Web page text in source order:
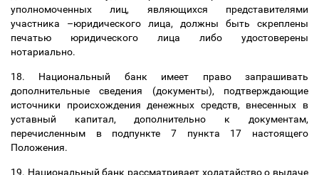
уполномоченных лиц, являющихся представителями
участника –юридического лица, должны быть скреплены
печатью юридического лица либо удостоверены
нотариально.
18. Национальный банк имеет право запрашивать
дополнительные сведения (документы), подтверждающие
источники происхождения денежных средств, внесенных в
уставный капитал, дополнительно к документам,
перечисленным в подпункте 7 пункта 17 настоящего
Положения.
19. Национальный банк рассматривает ходатайство о выдаче